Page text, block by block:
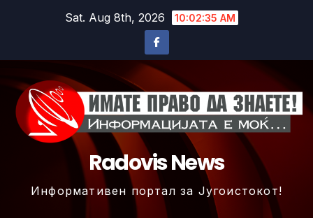
Sat. Aug 8th, 2026 10:02:37 AM
Radovis News
Информативен портал за Југоистокот!